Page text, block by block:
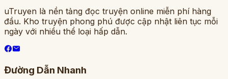
uTruyen là nền tảng đọc truyện online miễn phí hàng
đầu. Kho truyện phong phú được cập nhật liên tục mỗi
ngày với nhiều thể loại hấp dẫn.
Đường Dẫn Nhanh